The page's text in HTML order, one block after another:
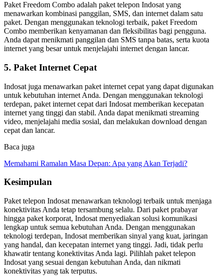
Paket Freedom Combo adalah paket telepon Indosat yang
menawarkan kombinasi panggilan, SMS, dan internet dalam satu
paket. Dengan menggunakan teknologi terbaik, paket Freedom
Combo memberikan kenyamanan dan fleksibilitas bagi pengguna.
Anda dapat menikmati panggilan dan SMS tanpa batas, serta kuota
internet yang besar untuk menjelajahi internet dengan lancar.
5. Paket Internet Cepat
Indosat juga menawarkan paket internet cepat yang dapat digunakan
untuk kebutuhan internet Anda. Dengan menggunakan teknologi
terdepan, paket internet cepat dari Indosat memberikan kecepatan
internet yang tinggi dan stabil. Anda dapat menikmati streaming
video, menjelajahi media sosial, dan melakukan download dengan
cepat dan lancar.
Baca juga
Memahami Ramalan Masa Depan: Apa yang Akan Terjadi?
Kesimpulan
Paket telepon Indosat menawarkan teknologi terbaik untuk menjaga
konektivitas Anda tetap tersambung selalu. Dari paket prabayar
hingga paket korporat, Indosat menyediakan solusi komunikasi
lengkap untuk semua kebutuhan Anda. Dengan menggunakan
teknologi terdepan, Indosat memberikan sinyal yang kuat, jaringan
yang handal, dan kecepatan internet yang tinggi. Jadi, tidak perlu
khawatir tentang konektivitas Anda lagi. Pilihlah paket telepon
Indosat yang sesuai dengan kebutuhan Anda, dan nikmati
konektivitas yang tak terputus.